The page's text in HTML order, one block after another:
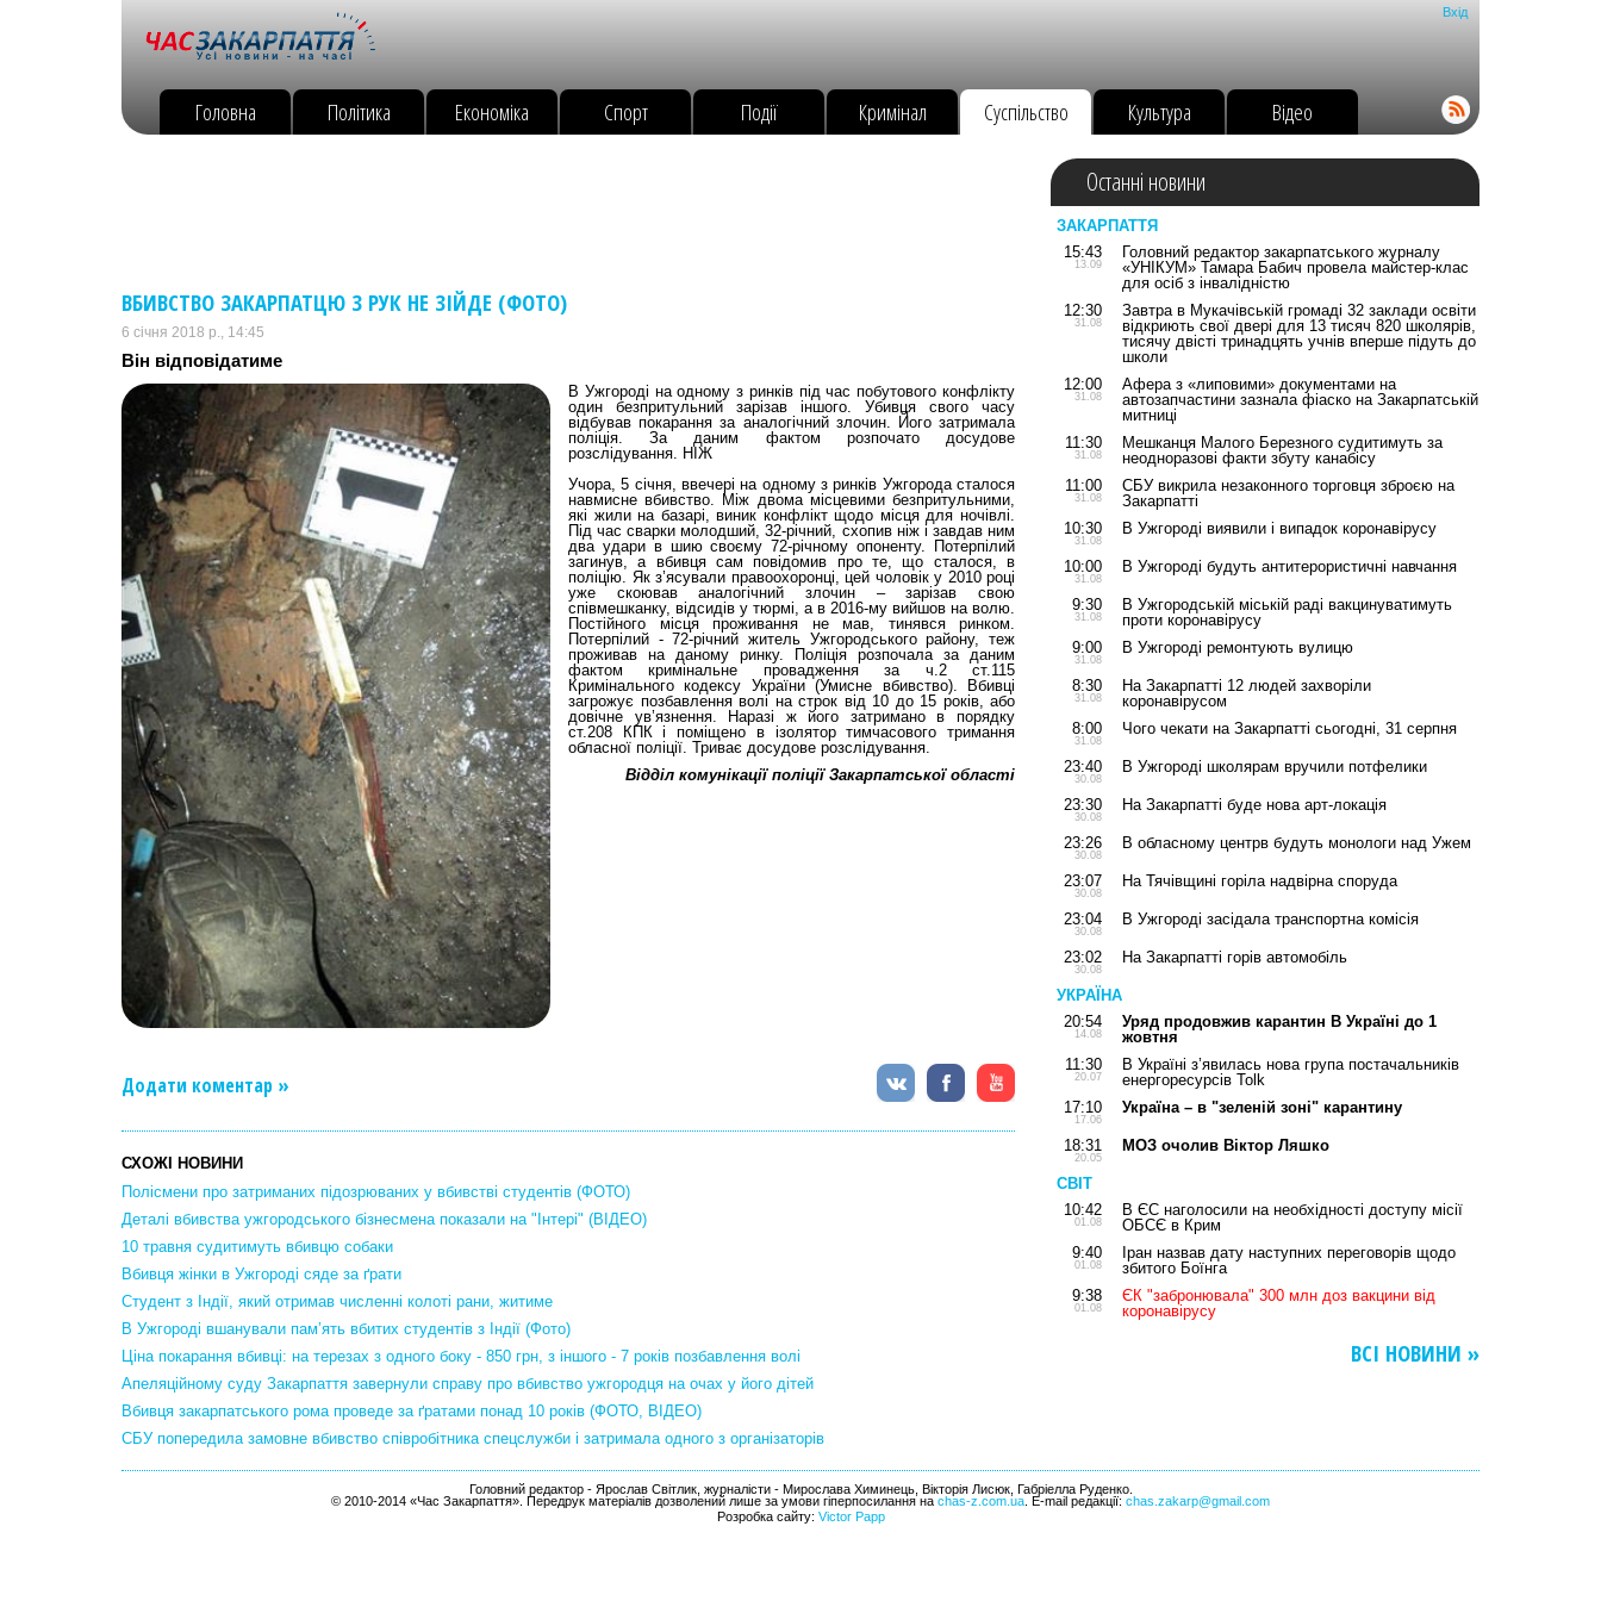
Вхід
Головна Політика Економіка Спорт Події Кримінал Суспільство Культура Відео
ВБИВСТВО ЗАКАРПАТЦЮ З РУК НЕ ЗІЙДЕ (ФОТО)
6 січня 2018 р., 14:45
Він відповідатиме
В Ужгороді на одному з ринків під час побутового конфлікту
один безпритульний зарізав іншого. Убивця свого часу
відбував покарання за аналогічний злочин. Його затримала
поліція. За даним фактом розпочато досудове
розслідування. НІЖ
Учора, 5 січня, ввечері на одному з ринків Ужгорода сталося
навмисне вбивство. Між двома місцевими безпритульними,
які жили на базарі, виник конфлікт щодо місця для ночівлі.
Під час сварки молодший, 32-річний, схопив ніж і завдав ним
два удари в шию своєму 72-річному опоненту. Потерпілий
загинув, а вбивця сам повідомив про те, що сталося, в
поліцію. Як з’ясували правоохоронці, цей чоловік у 2010 році
уже скоював аналогічний злочин – зарізав свою
співмешканку, відсидів у тюрмі, а в 2016-му вийшов на волю.
Постійного місця проживання не мав, тинявся ринком.
Потерпілий - 72-річний житель Ужгородського району, теж
проживав на даному ринку. Поліція розпочала за даним
фактом кримінальне провадження за ч.2 ст.115
Кримінального кодексу України (Умисне вбивство). Вбивці
загрожує позбавлення волі на строк від 10 до 15 років, або
довічне ув’язнення. Наразі ж його затримано в порядку
ст.208 КПК і поміщено в ізолятор тимчасового тримання
обласної поліції. Триває досудове розслідування.
Відділ комунікації поліції Закарпатської області
Додати коментар »
СХОЖІ НОВИНИ
Полісмени про затриманих підозрюваних у вбивстві студентів (ФОТО)
Деталі вбивства ужгородського бізнесмена показали на "Інтері" (ВІДЕО)
10 травня судитимуть вбивцю собаки
Вбивця жінки в Ужгороді сяде за ґрати
Студент з Індії, який отримав численні колоті рани, житиме
В Ужгороді вшанували пам’ять вбитих студентів з Індії (Фото)
Ціна покарання вбивці: на терезах з одного боку - 850 грн, з іншого - 7 років позбавлення волі
Апеляційному суду Закарпаття завернули справу про вбивство ужгородця на очах у його дітей
Вбивця закарпатського рома проведе за ґратами понад 10 років (ФОТО, ВІДЕО)
СБУ попередила замовне вбивство співробітника спецслужби і затримала одного з організаторів
Останні новини
ЗАКАРПАТТЯ
15:43
13.09
Головний редактор закарпатського журналу
«УНІКУМ» Тамара Бабич провела майстер-клас
для осіб з інвалідністю
12:30
31.08
Завтра в Мукачівській громаді 32 заклади освіти
відкриють свої двері для 13 тисяч 820 школярів,
тисячу двісті тринадцять учнів вперше підуть до
школи
12:00
31.08
Афера з «липовими» документами на
автозапчастини зазнала фіаско на Закарпатській
митниці
11:30
31.08
Мешканця Малого Березного судитимуть за
неодноразові факти збуту канабісу
11:00
31.08
СБУ викрила незаконного торговця зброєю на
Закарпатті
10:30
31.08
В Ужгороді виявили і випадок коронавірусу
10:00
31.08
В Ужгороді будуть антитерористичні навчання
9:30
31.08
В Ужгородській міській раді вакцинуватимуть
проти коронавірусу
9:00
31.08
В Ужгороді ремонтують вулицю
8:30
31.08
На Закарпатті 12 людей захворіли
коронавірусом
8:00
31.08
Чого чекати на Закарпатті сьогодні, 31 серпня
23:40
30.08
В Ужгороді школярам вручили потфелики
23:30
30.08
На Закарпатті буде нова арт-локація
23:26
30.08
В обласному центрв будуть монологи над Ужем
23:07
30.08
На Тячівщині горіла надвірна споруда
23:04
30.08
В Ужгороді засідала транспортна комісія
23:02
30.08
На Закарпатті горів автомобіль
УКРАЇНА
20:54
14.08
Уряд продовжив карантин В Україні до 1
жовтня
11:30
20.07
В Україні з’явилась нова група постачальників
енергоресурсів Tolk
17:10
17.06
Україна – в "зеленій зоні" карантину
18:31
20.05
МОЗ очолив Віктор Ляшко
СВІТ
10:42
01.08
В ЄС наголосили на необхідності доступу місії
ОБСЄ в Крим
9:40
01.08
Іран назвав дату наступних переговорів щодо
збитого Боїнга
9:38
01.08
ЄК "забронювала" 300 млн доз вакцини від
коронавірусу
ВСІ НОВИНИ »
Головний редактор - Ярослав Світлик, журналісти - Мирослава Химинець, Вікторія Лисюк, Габріелла Руденко.
© 2010-2014 «Час Закарпаття». Передрук матеріалів дозволений лише за умови гіперпосилання на chas-z.com.ua . E-mail редакції: chas.zakarp@gmail.com
Розробка сайту: Victor Papp